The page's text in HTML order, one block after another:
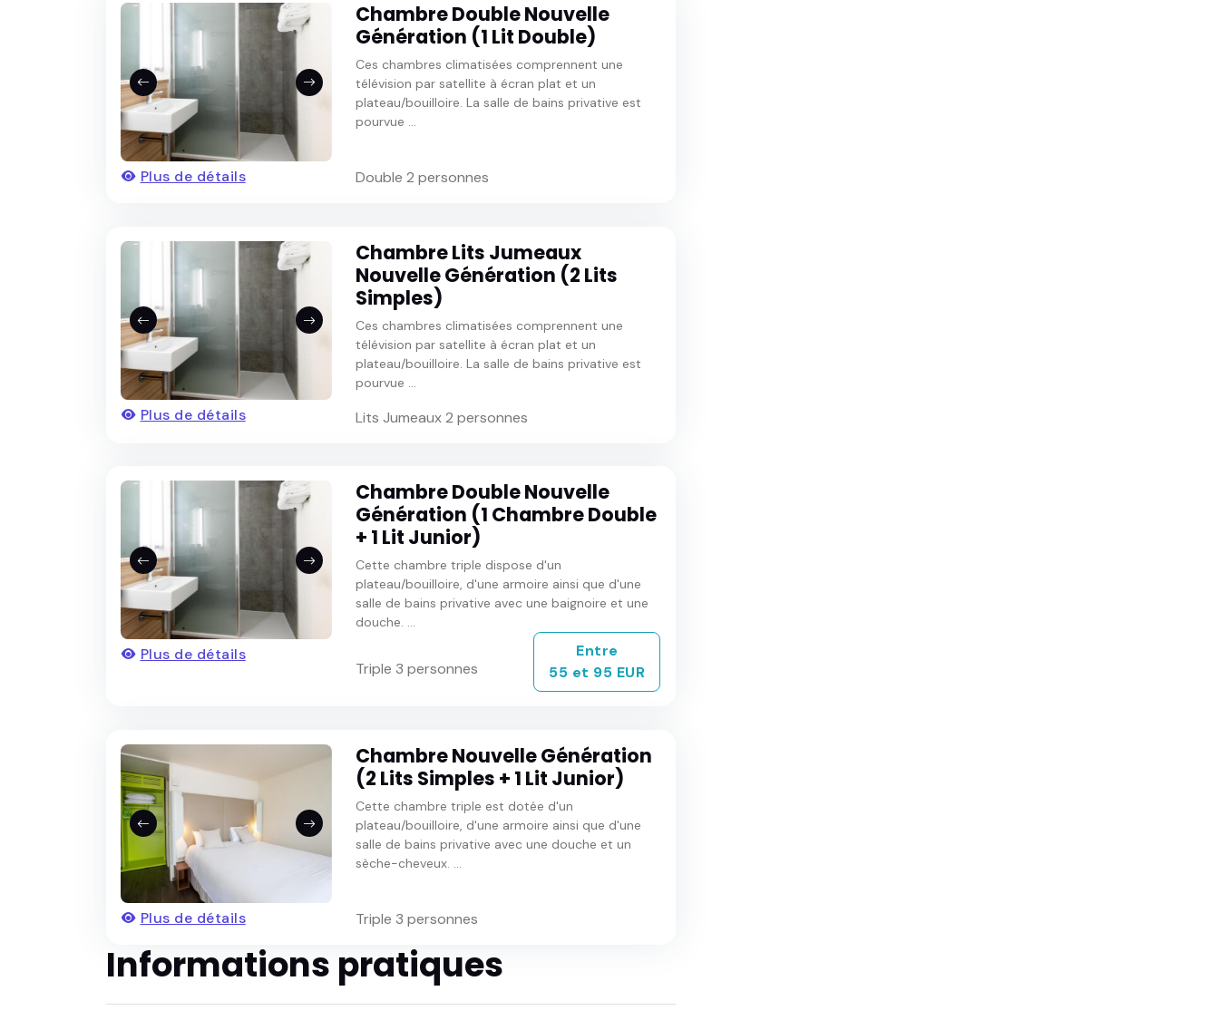
Plus de détails
Chambre Double Nouvelle
Génération (1 Lit Double)
Ces chambres climatisées comprennent une
télévision par satellite à écran plat et un
plateau/bouilloire. La salle de bains privative est
pourvue ...
Double 2 personnes
Plus de détails
Chambre Lits Jumeaux
Nouvelle Génération (2 Lits
Simples)
Ces chambres climatisées comprennent une
télévision par satellite à écran plat et un
plateau/bouilloire. La salle de bains privative est
pourvue ...
Lits Jumeaux 2 personnes
Plus de détails
Chambre Double Nouvelle
Génération (1 Chambre Double
+ 1 Lit Junior)
Cette chambre triple dispose d'un
plateau/bouilloire, d'une armoire ainsi que d'une
salle de bains privative avec une baignoire et une
douche. ...
Triple 3 personnes
Entre
55 et 95 EUR
Plus de détails
Chambre Nouvelle Génération
(2 Lits Simples + 1 Lit Junior)
Cette chambre triple est dotée d'un
plateau/bouilloire, d'une armoire ainsi que d'une
salle de bains privative avec une douche et un
sèche-cheveux. ...
Triple 3 personnes
Informations pratiques